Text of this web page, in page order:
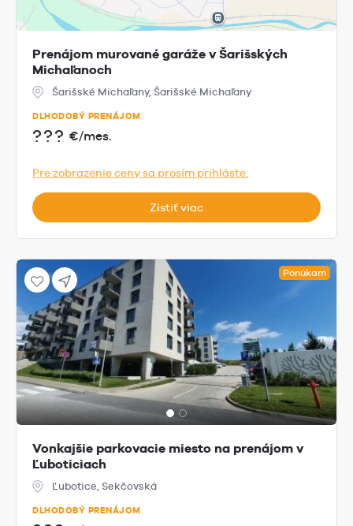
Prenájom murované garáže v Šarišských
Michaľanoch
Šarišské Michaľany, Šarišské Michaľany
DLHODOBÝ PRENÁJOM
??? €/mes.
Pre zobrazenie ceny sa prosím prihláste.
Zistiť viac
Ponúkam
Vonkajšie parkovacie miesto na prenájom v
Ľuboticiach
Ľubotice, Sekčovská
DLHODOBÝ PRENÁJOM